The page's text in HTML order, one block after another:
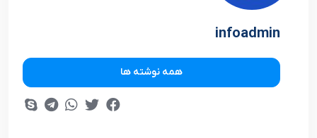
infoadmin
همه نوشته ها